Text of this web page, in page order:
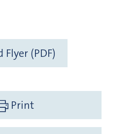
(PDF)
Print